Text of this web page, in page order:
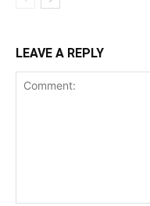
LEAVE A REPLY